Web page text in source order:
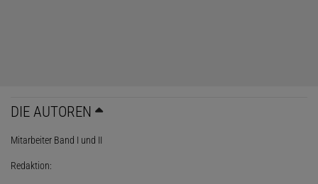
DIE AUTOREN
Mitarbeiter Band I und II
Redaktion: